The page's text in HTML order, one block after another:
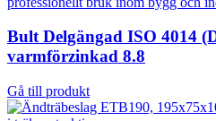
Bult Delgängad ISO 4014
varmförzinkad 8.8
Gå till produkt